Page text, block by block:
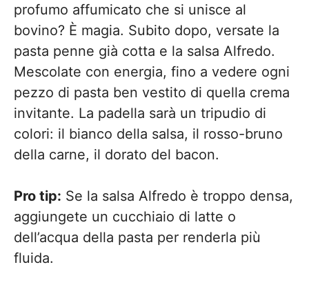
profumo affumicato che si unisce al
bovino? È magia. Subito dopo, versate la
pasta penne già cotta e la salsa Alfredo.
Mescolate con energia, fino a vedere ogni
pezzo di pasta ben vestito di quella crema
invitante. La padella sarà un tripudio di
colori: il bianco della salsa, il rosso-bruno
della carne, il dorato del bacon.
Pro tip: Se la salsa Alfredo è troppo densa,
aggiungete un cucchiaio di latte o
dell’acqua della pasta per renderla più
fluida.